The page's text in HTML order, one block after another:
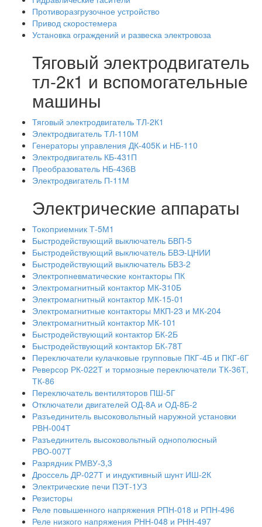
Противоразгрузочное устройство
Привод скоростемера
Установка ограждений и развеска электровоза
Тяговый электродвигатель
тл-2к1 и вспомогательные
машины
Тяговый электродвигатель ТЛ-2К1
Электродвигатель ТЛ-110М
Генераторы управления ДК-405К и НБ-110
Электродвигатель КБ-431П
Преобразователь НБ-436В
Электродвигатель П-11М
Электрические аппараты
Токоприемник Т-5М1
Быстродействующий выключатель БВП-5
Быстродействующий выключатель БВЭ-ЦНИИ
Быстродействующий выключатель БВЗ-2
Электропневматические контакторы ПК
Электромагнитный контактор МК-310Б
Электромагнитный контактор МК-15-01
Электромагнитные контакторы МКП-23 и МК-204
Электромагнитный контактор МК-101
Быстродействующий контактор БК-2Б
Быстродействующий контактор БК-78Т
Переключатели кулачковые групповые ПКГ-4Б и ПКГ-6Г
Реверсор РК-022Т и тормозные переключатели ТК-36Т,
ТК-86
Переключатель вентиляторов ПШ-5Г
Отключатели двигателей ОД-8А и ОД-8Б-2
Разъединитель высоковольтный наружной установки
РВН-004Т
Разъединитель высоковольтный однополюсный
РВО-007Т
Разрядник РМВУ-3,3
Дроссель ДР-027Т и индуктивный шунт ИШ-2К
Электрические печи ПЭТ-1УЗ
Резисторы
Реле повышенного напряжения РПН-018 и РПН-496
Реле низкого напряжения РНН-048 и РНН-497